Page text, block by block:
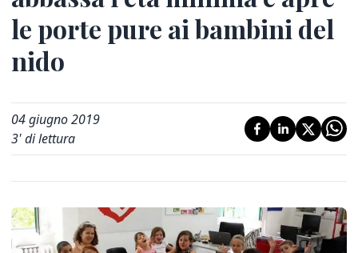
le porte pure ai bambini del
nido
04 giugno 2019
3' di lettura